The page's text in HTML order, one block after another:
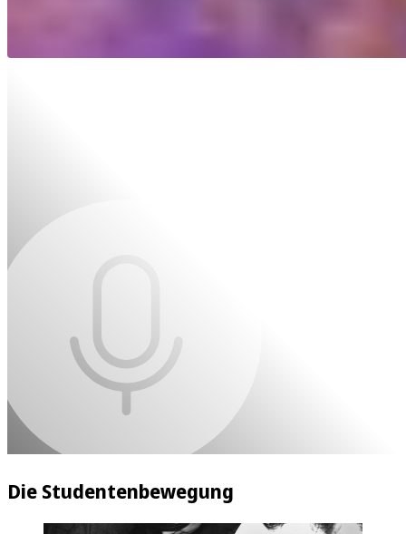
Die Studentenbewegung